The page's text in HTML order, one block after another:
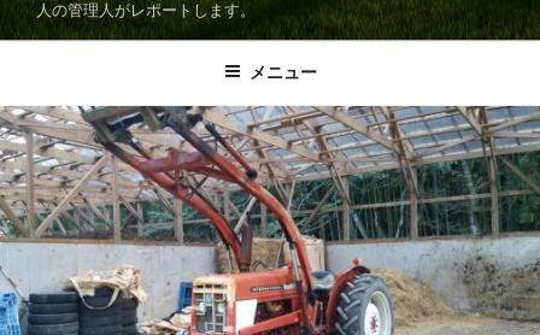
人の管理人がレポートします。
メニュー